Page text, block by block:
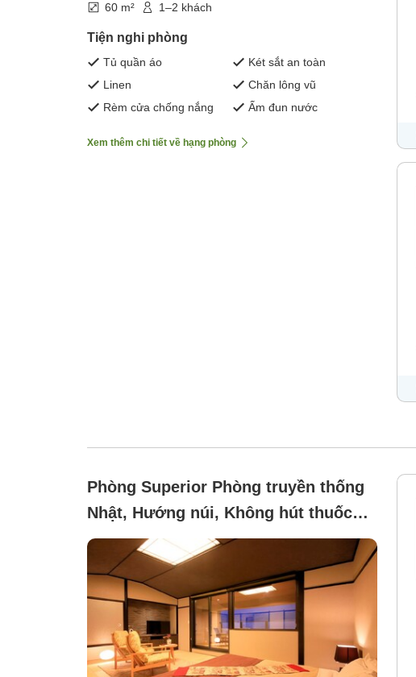
60 m² 1–2 khách
Tiện nghi phòng
Tủ quần áo
Két sắt an toàn
Linen
Chăn lông vũ
Rèm cửa chống nắng
Ấm đun nước
Xem thêm chi tiết về hạng phòng
Phòng Superior Phòng truyền thống
Nhật, Hướng núi, Không hút thuốc
([Main Building] Japanese-style room
with open-air bath, King)